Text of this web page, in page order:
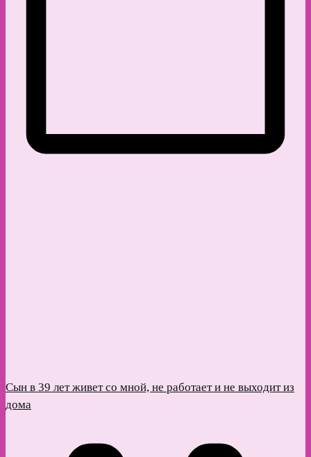
Сын в 39 лет живет со мной, не работает и не выходит из
дома